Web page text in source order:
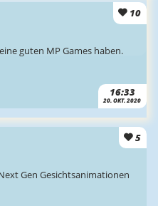
10
16:33
20. OKT. 2020
guten MP Games haben.
5
Gen Gesichtsanimationen